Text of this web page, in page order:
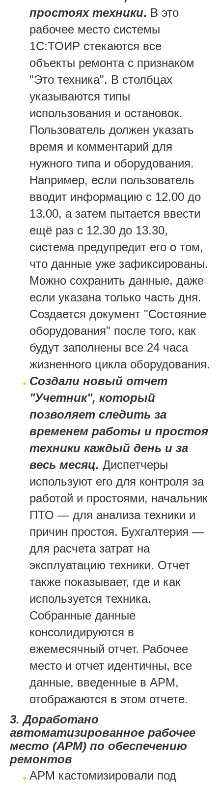
простоях техники. В это
рабочее место системы
1С:ТОИР стекаются все
объекты ремонта с признаком
"Это техника". В столбцах
указываются типы
использования и остановок.
Пользователь должен указать
время и комментарий для
нужного типа и оборудования.
Например, если пользователь
вводит информацию с 12.00 до
13.00, а затем пытается ввести
ещё раз с 12.30 до 13.30,
система предупредит его о том,
что данные уже зафиксированы.
Можно сохранить данные, даже
если указана только часть дня.
Создается документ "Состояние
оборудования" после того, как
будут заполнены все 24 часа
жизненного цикла оборудования.
Создали новый отчет
"Учетник", который
позволяет следить за
временем работы и простоя
техники каждый день и за
весь месяц. Диспетчеры
используют его для контроля за
работой и простоями, начальник
ПТО — для анализа техники и
причин простоя. Бухгалтерия —
для расчета затрат на
эксплуатацию техники. Отчет
также показывает, где и как
используется техника.
Собранные данные
консолидируются в
ежемесячный отчет. Рабочее
место и отчет идентичны, все
данные, введенные в АРМ,
отображаются в этом отчете.
3. Доработано
автоматизированное рабочее
место (АРМ) по обеспечению
ремонтов
АРМ кастомизировали под